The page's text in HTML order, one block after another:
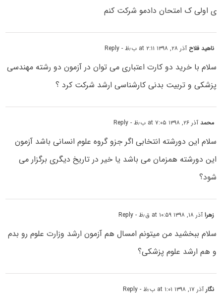
ی اولی ک امتحان دادمو شرکت کنم
ناهید فلاح آذر ۲۸, ۱۳۹۸ at ۲:۱۱ ب٫ظ - Reply
سلام با خرید دو کارت اعتباری می توان در آزمون دو رشته مهندسی
پزشکی و تربیت بدنی کارشناسی ارشد شرکت کرد ؟
محمدآذر ۲۶, ۱۳۹۸ at ۷:۰۵ ب٫ظ - Reply
سلام این دورشته انتخابی اگر جزو گروه علوم انسانی باشد آزمون
این دورشته همزمان می باشد یا خیر در تاریخ دیگری برگزار می
شود؟
زهراآذر ۱۸, ۱۳۹۸ at ۱۰:۵۹ ق٫ظ - Reply
سلام ببخشید من میتونم امسال هم آزمون ارشد وزارت علوم رو بدم
و هم ارشد علوم پزشکی؟
نگارآذر ۱۷, ۱۳۹۸ at ۱:۰۱ ب٫ظ - Reply